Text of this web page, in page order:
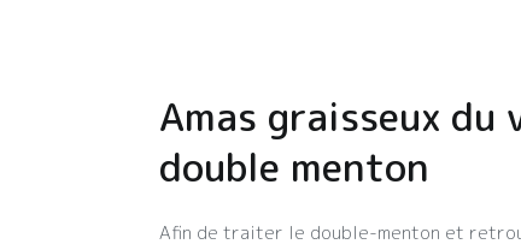
Amas graisseux
double menton
Afin de traiter le double-menton et